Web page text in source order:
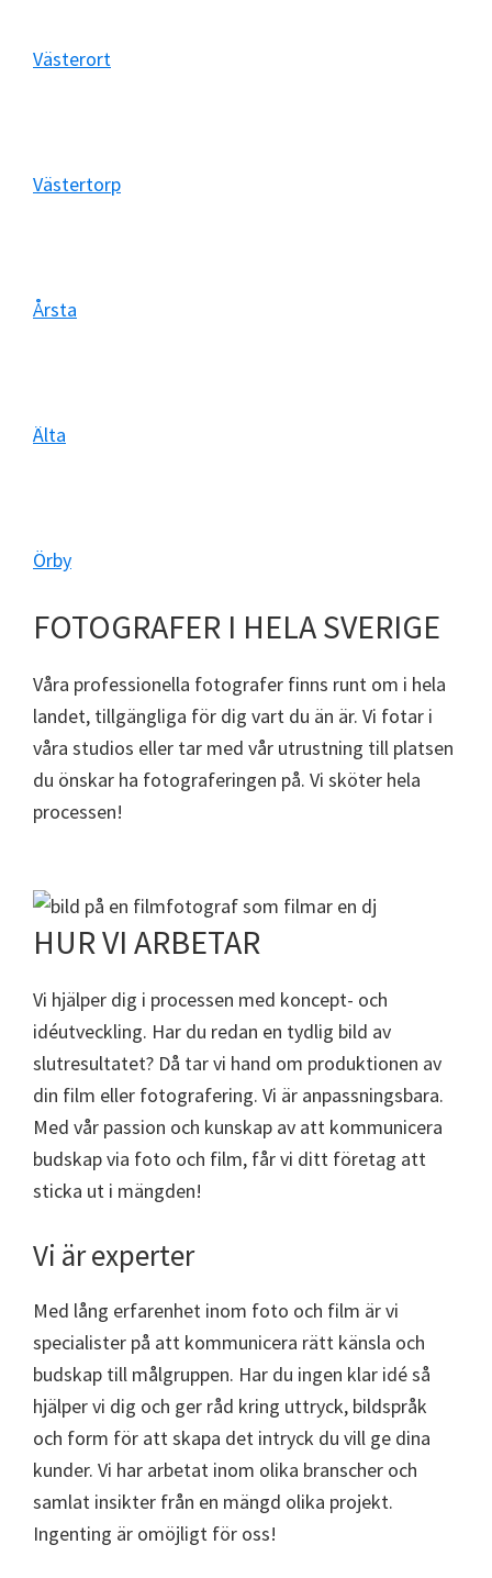
Västerort
Västertorp
Årsta
Älta
Örby
FOTOGRAFER I HELA SVERIGE
Våra professionella fotografer finns runt om i hela
landet, tillgängliga för dig vart du än är. Vi fotar i
våra studios eller tar med vår utrustning till platsen
du önskar ha fotograferingen på. Vi sköter hela
processen!
HUR VI ARBETAR
Vi hjälper dig i processen med koncept- och
idéutveckling. Har du redan en tydlig bild av
slutresultatet? Då tar vi hand om produktionen av
din film eller fotografering. Vi är anpassningsbara.
Med vår passion och kunskap av att kommunicera
budskap via foto och film, får vi ditt företag att
sticka ut i mängden!
Vi är experter
Med lång erfarenhet inom foto och film är vi
specialister på att kommunicera rätt känsla och
budskap till målgruppen. Har du ingen klar idé så
hjälper vi dig och ger råd kring uttryck, bildspråk
och form för att skapa det intryck du vill ge dina
kunder. Vi har arbetat inom olika branscher och
samlat insikter från en mängd olika projekt.
Ingenting är omöjligt för oss!